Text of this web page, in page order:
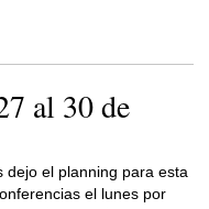
al 30 de
dejo el planning para esta
el lunes por